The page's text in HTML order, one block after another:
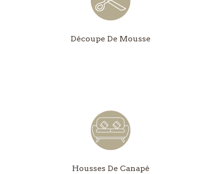
Découpe De Mousse
Housses De Canapé